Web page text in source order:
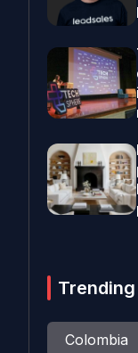
Colombia